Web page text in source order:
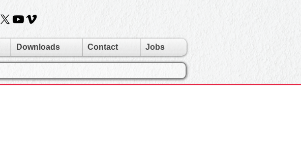
Downloads Contact Jobs